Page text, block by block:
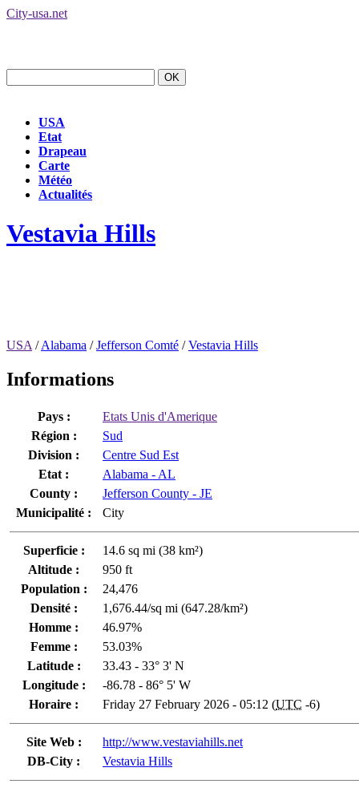
City-usa.net
USA
Etat
Drapeau
Carte
Météo
Actualités
Vestavia Hills
USA /Alabama /Jefferson Comté /Vestavia Hills
Informations
Pays :
Etats Unis d'Amerique
Région :
Sud
Division :
Centre Sud Est
Etat :
Alabama - AL
County :
Jefferson County - JE
Municipalité :
City
Superficie :
14.6 sq mi (38 km²)
Altitude :
950 ft
Population :
24,476
Densité :
1,676.44/sq mi (647.28/km²)
Homme :
46.97%
Femme :
53.03%
Latitude :
33.43 - 33° 3' N
Longitude :
-86.78 - 86° 5' W
Horaire :
Friday 27 February 2026 - 05:12 (UTC -6)
Site Web :
http://www.vestaviahills.net
DB-City :
Vestavia Hills